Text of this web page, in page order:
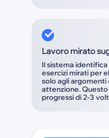
Lavoro mirato
Il sistema
esercizi mirati per
solo agli
attenzione.
progressi di 2-3